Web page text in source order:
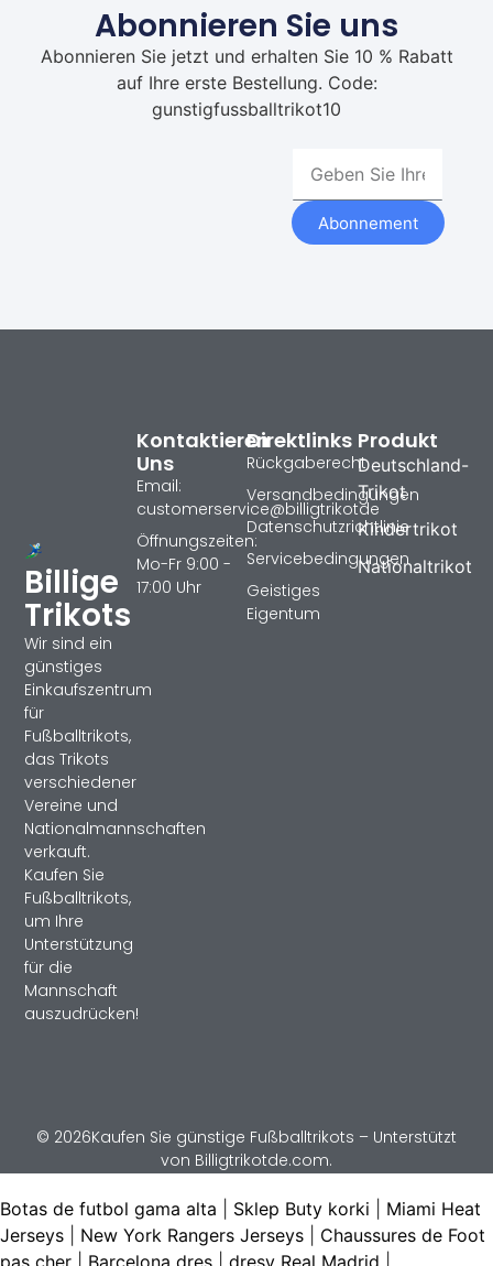
Abonnieren Sie uns
Abonnieren Sie jetzt und erhalten Sie 10 % Rabatt
auf Ihre erste Bestellung. Code:
gunstigfussballtrikot10
Abonnement
Billige
Trikots
Wir sind ein
günstiges
Einkaufszentrum
für
Fußballtrikots,
das Trikots
verschiedener
Vereine und
Nationalmannschaften
verkauft.
Kaufen Sie
Fußballtrikots,
um Ihre
Unterstützung
für die
Mannschaft
auszudrücken!
Produkt
Deutschland-
Trikot
Kindertrikot
Nationaltrikot
Direktlinks
Rückgaberecht
Versandbedingungen
Datenschutzrichtlinie
Servicebedingungen
Geistiges
Eigentum
Kontaktieren
Uns
Email:
customerservice@billigtrikotde
Öffnungszeiten:
Mo-Fr 9:00 -
17:00 Uhr
© 2026Kaufen Sie günstige Fußballtrikots – Unterstützt
von Billigtrikotde.com.
Botas de futbol gama alta Sklep Buty korki
Miami Heat
Jerseys
New York Rangers Jerseys
Chaussures de Foot